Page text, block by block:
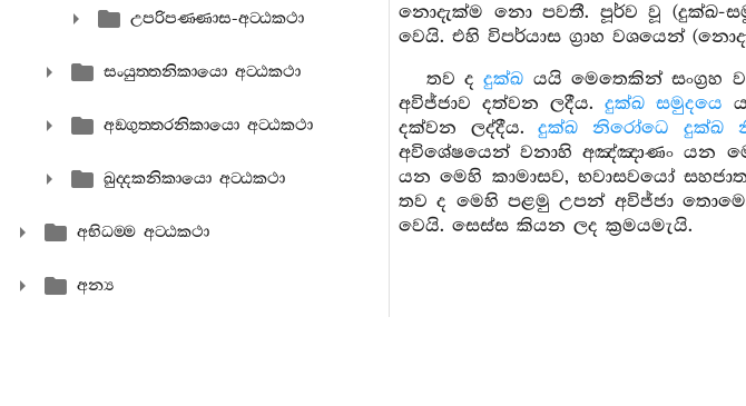
උපරිපණ‍්ණාස-අට‍්ඨකථා
සංයුත‍්තනිකායො අට‍්ඨකථා
අඞ‍්ගුත‍්තරනිකායො අට‍්ඨකථා
ඛුද‍්දකනිකායො අට‍්ඨකථා
අභිධම‍්ම අට‍්ඨකථා
අන්‍ය
නොදැක්ම නො පවතී. පූර්ව වූ (දුක්ඛ-
වෙයි. එහි විපර්යාස ග්‍රාහ වශයෙන්
තව දදුක්ඛ යයි මෙතෙකින් සංග්‍රහ
අවිජ්ජාව දත්වන ලදීය.දුක්ඛ සමුදයෙ
දක්වන ලද්දීය.දුක්ඛ නිරෝධෙ දුක්ඛ
අවිශේෂයෙන් වනාහි අඤ්ඤාණං යන
යන මෙහි කාමාසව, භවාසවයෝ
තව ද මෙහි පළමු උපන් අවිජ්ජා
වෙයි. සෙස්ස කියන ලද ක්‍රමයමැයි.